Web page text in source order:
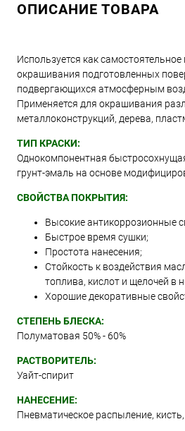
ОПИСАНИЕ ТОВАРА
Используется как
окрашивания подготовленных
подвергающихся атмосферным
Применяется для окрашивания
металлоконструкций, дерева,
ТИП КРАСКИ:
Однокомпонентная
грунт-эмаль на основе
СВОЙСТВА ПОКРЫТИЯ:
Высокие антикоррозионные
Быстрое время сушки;
Простота нанесения;
Стойкость к воздействия
топлива, кислот и щелочей в
Хорошие декоративные
СТЕПЕНЬ БЛЕСКА:
Полуматовая 50% - 60%
РАСТВОРИТЕЛЬ:
Уайт-спирит
НАНЕСЕНИЕ:
Пневматическое распыление,